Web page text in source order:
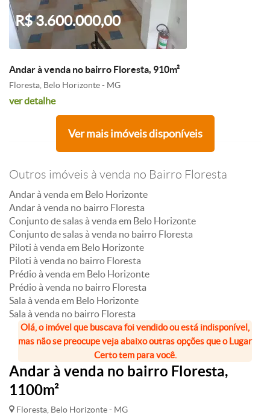
R$ 3.600.000,00
Andar à venda no bairro Floresta, 910m²
Floresta, Belo Horizonte - MG
ver detalhe
Ver mais imóveis disponíveis
Outros imóveis à venda no Bairro Floresta
Andar à venda em Belo Horizonte
Andar à venda no bairro Floresta
Conjunto de salas à venda em Belo Horizonte
Conjunto de salas à venda no bairro Floresta
Piloti à venda em Belo Horizonte
Piloti à venda no bairro Floresta
Prédio à venda em Belo Horizonte
Prédio à venda no bairro Floresta
Sala à venda em Belo Horizonte
Sala à venda no bairro Floresta
Olá, o imóvel que buscava foi vendido ou está indisponível,
mas não se preocupe veja abaixo outras opções que o Lugar
Certo tem para você.
Andar à venda no bairro Floresta,
1100m²
Floresta, Belo Horizonte - MG